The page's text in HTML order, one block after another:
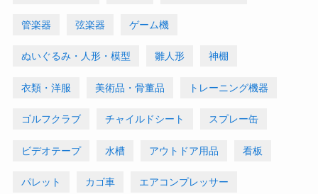
管楽器 弦楽器 ゲーム機
ぬいぐるみ・人形・模型 雛人形 神棚
衣類・洋服 美術品・骨董品 トレーニング機器
ゴルフクラブ チャイルドシート スプレー缶
ビデオテープ 水槽 アウトドア用品 看板
パレット カゴ車 エアコンプレッサー